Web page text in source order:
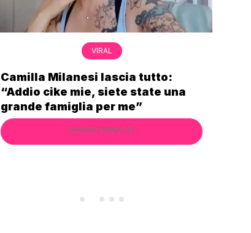
una
Bimba Bum del Gabibbo è
virale nell’estate della
definitiva di Striscia la
FABIANO MINACCI